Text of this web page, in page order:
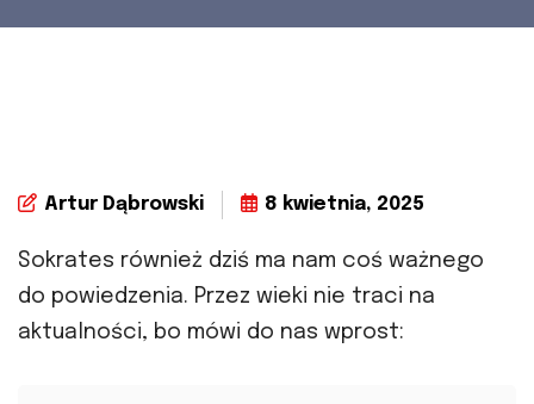
Artur Dąbrowski 8 kwietnia, 2025
Sokrates również dziś ma nam coś ważnego
do powiedzenia. Przez wieki nie traci na
aktualności, bo mówi do nas wprost: